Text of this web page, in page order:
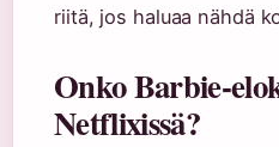
riitä, jos haluaa nähdä
Onko Barbie-
Netflixissä?